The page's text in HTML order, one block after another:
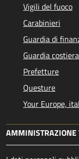
Vigili del fuoco
Carabinieri
Guardia di
Guardia costiera
Prefetture
Questure
Your Europe,
AMMINISTRAZIONE